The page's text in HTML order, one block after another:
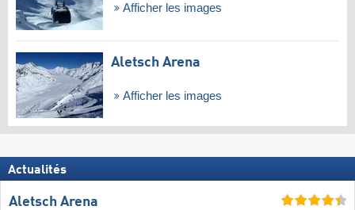
Afficher les images
Aletsch Arena
Afficher les images
Actualités
Aletsch Arena